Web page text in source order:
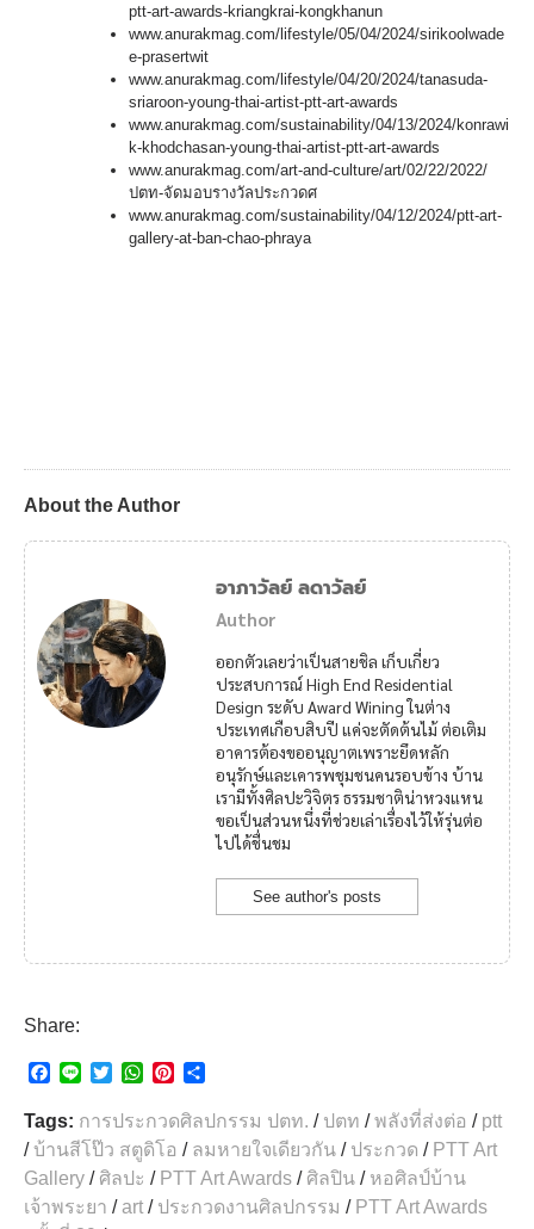
ptt-art-awards-kriangkrai-kongkhanun
www.anurakmag.com/lifestyle/05/04/2024/sirikoolwade
e-prasertwit
www.anurakmag.com/lifestyle/04/20/2024/tanasuda-
sriaroon-young-thai-artist-ptt-art-awards
www.anurakmag.com/sustainability/04/13/2024/konrawi
k-khodchasan-young-thai-artist-ptt-art-awards
www.anurakmag.com/art-and-culture/art/02/22/2022/
ปตท-จัดมอบรางวัลประกวดศ
www.anurakmag.com/sustainability/04/12/2024/ptt-art-
gallery-at-ban-chao-phraya
About the Author
อาภาวัลย์ ลดาวัลย์
Author
ออกตัวเลยว่าเป็นสายชิล เก็บเกี่ยว
ประสบการณ์ High End Residential
Design ระดับ Award Wining ในต่าง
ประเทศเกือบสิบปี แค่จะตัดต้นไม้ ต่อเติม
อาคารต้องขออนุญาตเพราะยึดหลัก
อนุรักษ์และเคารพชุมชนคนรอบข้าง บ้าน
เรามีทั้งศิลปะวิจิตร ธรรมชาติน่าหวงแหน
ขอเป็นส่วนหนึ่งที่ช่วยเล่าเรื่องไว้ให้รุ่นต่อ
ไปได้ชื่นชม
See author's posts
Share:
c
e
b
o
o
n
e
i
t
e
r
W
a
t
s
A
p
n
e
e
a
e
Tags: การประกวดศิลปกรรม ปตท. / ปตท /พลังที่ส่งต่อ / ptt
/บ้านสีโป๊ว สตูดิโอ / ลมหายใจเดียวกัน / ประกวด / PTT Art
Gallery / ศิลปะ / PTT Art Awards / ศิลปิน / หอศิลป์บ้าน
เจ้าพระยา /art / ประกวดงานศิลปกรรม / PTT Art Awards